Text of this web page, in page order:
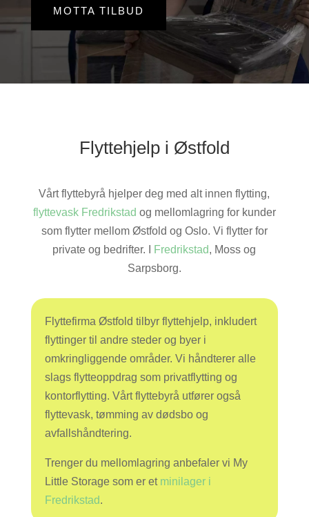
MOTTA TILBUD
Flyttehjelp i Østfold
Vårt flyttebyrå hjelper deg med alt innen flytting,
flyttevask Fredrikstad og mellomlagring for kunder
som flytter mellom Østfold og Oslo. Vi flytter for
private og bedrifter. I Fredrikstad, Moss og
Sarpsborg.
Flyttefirma Østfold tilbyr flyttehjelp, inkludert
flyttinger til andre steder og byer i
omkringliggende områder. Vi håndterer alle
slags flytteoppdrag som privatflytting og
kontorflytting. Vårt flyttebyrå utfører også
flyttevask, tømming av dødsbo og
avfallshåndtering.
Trenger du mellomlagring anbefaler vi My
Little Storage som er et minilager i
Fredrikstad.